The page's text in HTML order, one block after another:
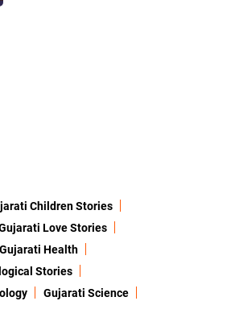
Children Stories
Love Stories
Gujarati Health
Stories
Gujarati Science